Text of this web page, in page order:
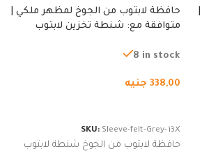
حافظة لابتوب من الجوخ لمظهر ملكي |
متوافقة مع: شنطة تخزين لابتوب
من الجوخ لجهاز نوت بوك والتابلت،
8 in stock
338,00 جنيه
SKU: Sleeve-felt-Grey-13X
حافظة لابتوب من الجوخ شنطة لابتوب